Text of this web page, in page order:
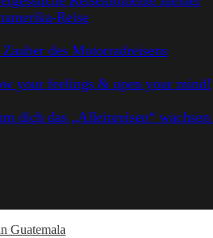
Reise
des Motorradreisens
your feelings & open your mind!
dich das „Alleinreisen“ wachsen